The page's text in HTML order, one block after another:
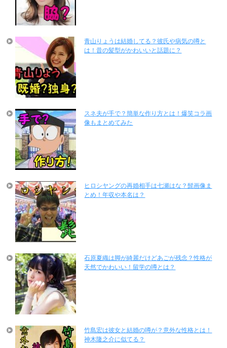
青山りょうは結婚してる？彼氏や病気の噂と
は！昔の髪型がかわいいと話題に？
スネ夫が手で？簡単な作り方とは！爆笑コラ画
像もまとめてみた
ヒロシヤングの再婚相手は七瀬はな？髭画像ま
とめ！年収や本名は？
石原夏織は脚が綺麗だけどあごが残念？性格が
天然でかわいい！留学の噂とは？
竹島宏は彼女と結婚の噂が？意外な性格とは！
神木隆之介に似てる？